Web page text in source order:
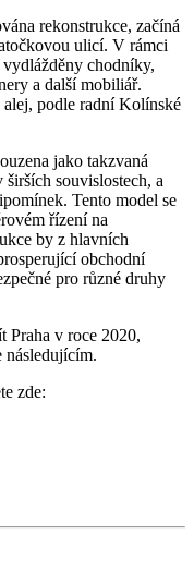
rekonstrukce, začíná
ulicí. V rámci
chodníky,
a další mobiliář.
alej, podle radní Kolínské
jako takzvaná
souvislostech, a
Tento model se
řízení na
by z hlavních
obchodní
pro různé druhy
Praha v roce 2020,
následujícím.
zde: